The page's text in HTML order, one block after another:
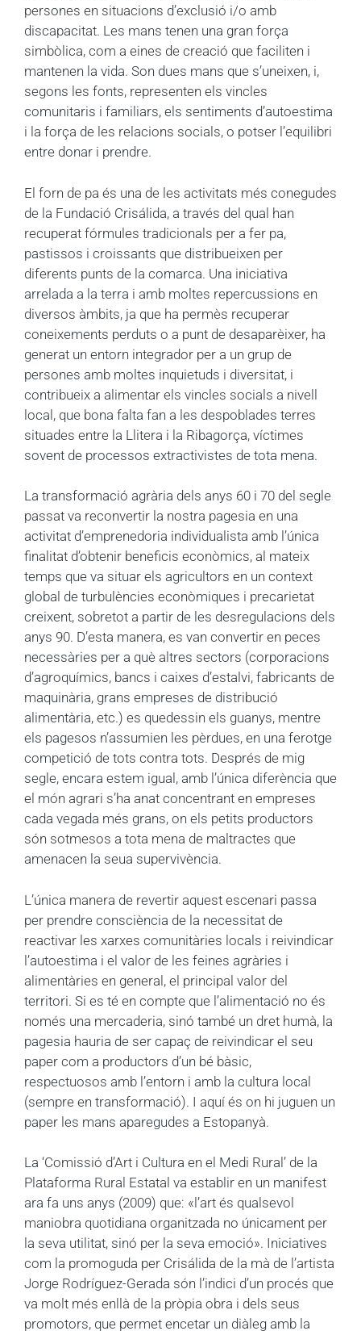
persones en situacions d’exclusió i/o amb
discapacitat. Les mans tenen una gran força
simbòlica, com a eines de creació que faciliten i
mantenen la vida. Son dues mans que s’uneixen, i,
segons les fonts, representen els vincles
comunitaris i familiars, els sentiments d’autoestima
i la força de les relacions socials, o potser l’equilibri
entre donar i prendre.
El forn de pa és una de les activitats més conegudes
de la Fundació Crisálida, a través del qual han
recuperat fórmules tradicionals per a fer pa,
pastissos i croissants que distribueixen per
diferents punts de la comarca. Una iniciativa
arrelada a la terra i amb moltes repercussions en
diversos àmbits, ja que ha permès recuperar
coneixements perduts o a punt de desaparèixer, ha
generat un entorn integrador per a un grup de
persones amb moltes inquietuds i diversitat, i
contribueix a alimentar els vincles socials a nivell
local, que bona falta fan a les despoblades terres
situades entre la Llitera i la Ribagorça, víctimes
sovent de processos extractivistes de tota mena.
La transformació agrària dels anys 60 i 70 del segle
passat va reconvertir la nostra pagesia en una
activitat d’emprenedoria individualista amb l’única
finalitat d’obtenir beneficis econòmics, al mateix
temps que va situar els agricultors en un context
global de turbulències econòmiques i precarietat
creixent, sobretot a partir de les desregulacions dels
anys 90. D’esta manera, es van convertir en peces
necessàries per a què altres sectors (corporacions
d’agroquímics, bancs i caixes d’estalvi, fabricants de
maquinària, grans empreses de distribució
alimentària, etc.) es quedessin els guanys, mentre
els pagesos n’assumien les pèrdues, en una ferotge
competició de tots contra tots. Després de mig
segle, encara estem igual, amb l’única diferència que
el món agrari s’ha anat concentrant en empreses
cada vegada més grans, on els petits productors
són sotmesos a tota mena de maltractes que
amenacen la seua supervivència.
L’única manera de revertir aquest escenari passa
per prendre consciència de la necessitat de
reactivar les xarxes comunitàries locals i reivindicar
l’autoestima i el valor de les feines agràries i
alimentàries en general, el principal valor del
territori. Si es té en compte que l’alimentació no és
només una mercaderia, sinó també un dret humà, la
pagesia hauria de ser capaç de reivindicar el seu
paper com a productors d’un bé bàsic,
respectuosos amb l’entorn i amb la cultura local
(sempre en transformació). I aquí és on hi juguen un
paper les mans aparegudes a Estopanyà.
La ‘Comissió d’Art i Cultura en el Medi Rural’ de la
Plataforma Rural Estatal va establir en un manifest
ara fa uns anys (2009) que: «l’art és qualsevol
maniobra quotidiana organitzada no únicament per
la seva utilitat, sinó per la seva emoció». Iniciatives
com la promoguda per Crisálida de la mà de l’artista
Jorge Rodríguez-Gerada són l’indici d’un procés que
va molt més enllà de la pròpia obra i dels seus
promotors, que permet encetar un diàleg amb la